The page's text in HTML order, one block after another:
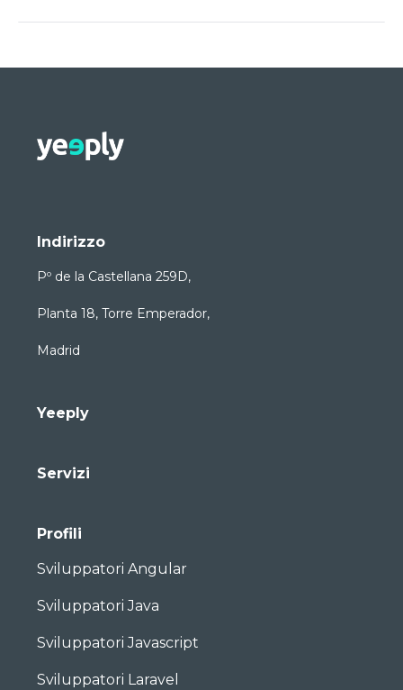
Indirizzo
Pº de la Castellana 259D,
Planta 18, Torre Emperador,
Madrid
Yeeply
Servizi
Profili
Sviluppatori Angular
Sviluppatori Java
Sviluppatori Javascript
Sviluppatori Laravel